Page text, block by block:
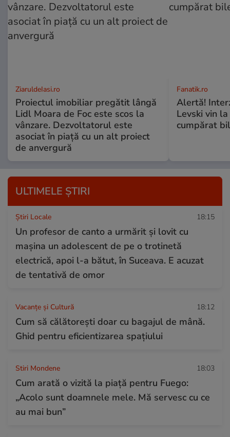
ZiaruldeIasi.ro
Proiectul imobiliar pregătit lângă
Lidl Moara de Foc este scos la
vânzare. Dezvoltatorul este
asociat în piață cu un alt proiect
de anvergură
Fanatik.ro
Alertă!
Levski vin
cumpărat
ULTIMELE ȘTIRI
Știri Locale 18:15
Un profesor de canto a urmărit și lovit cu
mașina un adolescent de pe o trotinetă
electrică, apoi l-a bătut, în Suceava. E acuzat
de tentativă de omor
Vacanțe și Cultură 18:12
Cum să călătoreşti doar cu bagajul de mână.
Ghid pentru eficientizarea spaţiului
Stiri Mondene 18:03
Cum arată o vizită la piață pentru Fuego:
„Acolo sunt doamnele mele. Mă servesc cu ce
au mai bun”